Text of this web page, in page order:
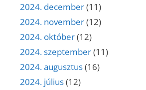
2024. december(11)
2024. november(12)
2024. október(12)
2024. szeptember(11)
2024. augusztus(16)
2024. július(12)